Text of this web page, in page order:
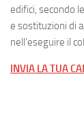
edifici, secondo
e sostituzioni di
nell’eseguire il
INVIA LA TUA